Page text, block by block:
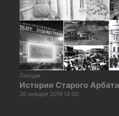
Лекции
Истории Старого Арбата
26 января 2019 14:00